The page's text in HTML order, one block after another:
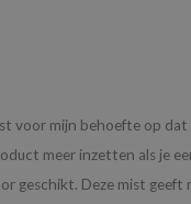
voor mijn behoefte op
meer inzetten als je
geschikt. Deze mist geeft